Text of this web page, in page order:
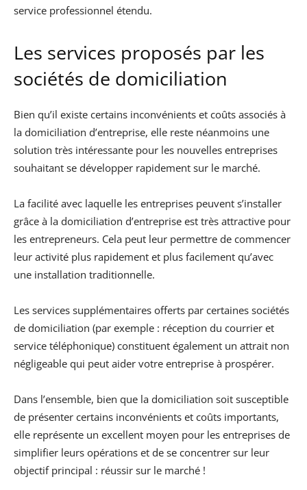
service professionnel étendu.
Les services proposés par les
sociétés de domiciliation
Bien qu’il existe certains inconvénients et coûts associés à
la domiciliation d’entreprise, elle reste néanmoins une
solution très intéressante pour les nouvelles entreprises
souhaitant se développer rapidement sur le marché.
La facilité avec laquelle les entreprises peuvent s’installer
grâce à la domiciliation d’entreprise est très attractive pour
les entrepreneurs. Cela peut leur permettre de commencer
leur activité plus rapidement et plus facilement qu’avec
une installation traditionnelle.
Les services supplémentaires offerts par certaines sociétés
de domiciliation (par exemple : réception du courrier et
service téléphonique) constituent également un attrait non
négligeable qui peut aider votre entreprise à prospérer.
Dans l’ensemble, bien que la domiciliation soit susceptible
de présenter certains inconvénients et coûts importants,
elle représente un excellent moyen pour les entreprises de
simplifier leurs opérations et de se concentrer sur leur
objectif principal : réussir sur le marché !